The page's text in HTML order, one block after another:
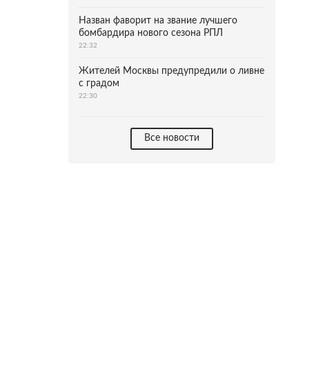
Назван фаворит на звание лучшего
бомбардира нового сезона РПЛ
22:32
Жителей Москвы предупредили о ливне
с градом
22:30
Все новости